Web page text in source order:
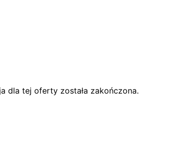
dla tej oferty została zakończona.